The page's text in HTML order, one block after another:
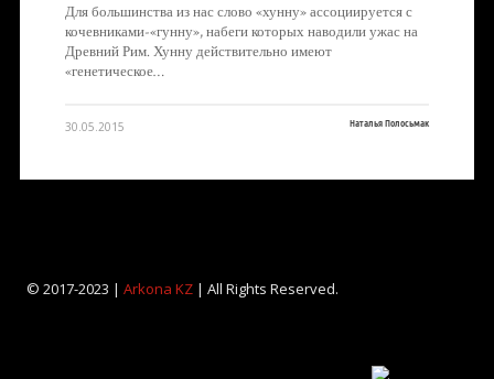
Для большинства из нас слово «хунну» ассоциируется с
кочевниками-«гунну», набеги которых наводили ужас на
Древний Рим. Хунну действительно имеют
«генетическое…
30.05.2015 Наталья Полосьмак
© 2017-2023 | Arkona KZ| All Rights Reserved.